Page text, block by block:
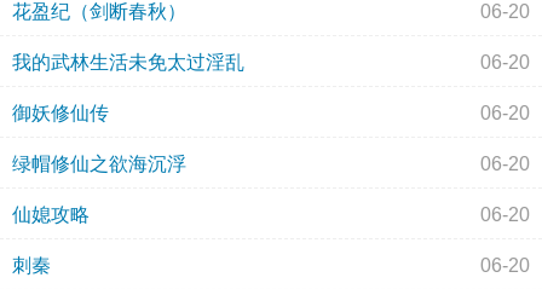
花盈纪（剑断春秋） 06-20
我的武林生活未免太过淫乱 06-20
御妖修仙传 06-20
绿帽修仙之欲海沉浮 06-20
仙媳攻略 06-20
刺秦 06-20